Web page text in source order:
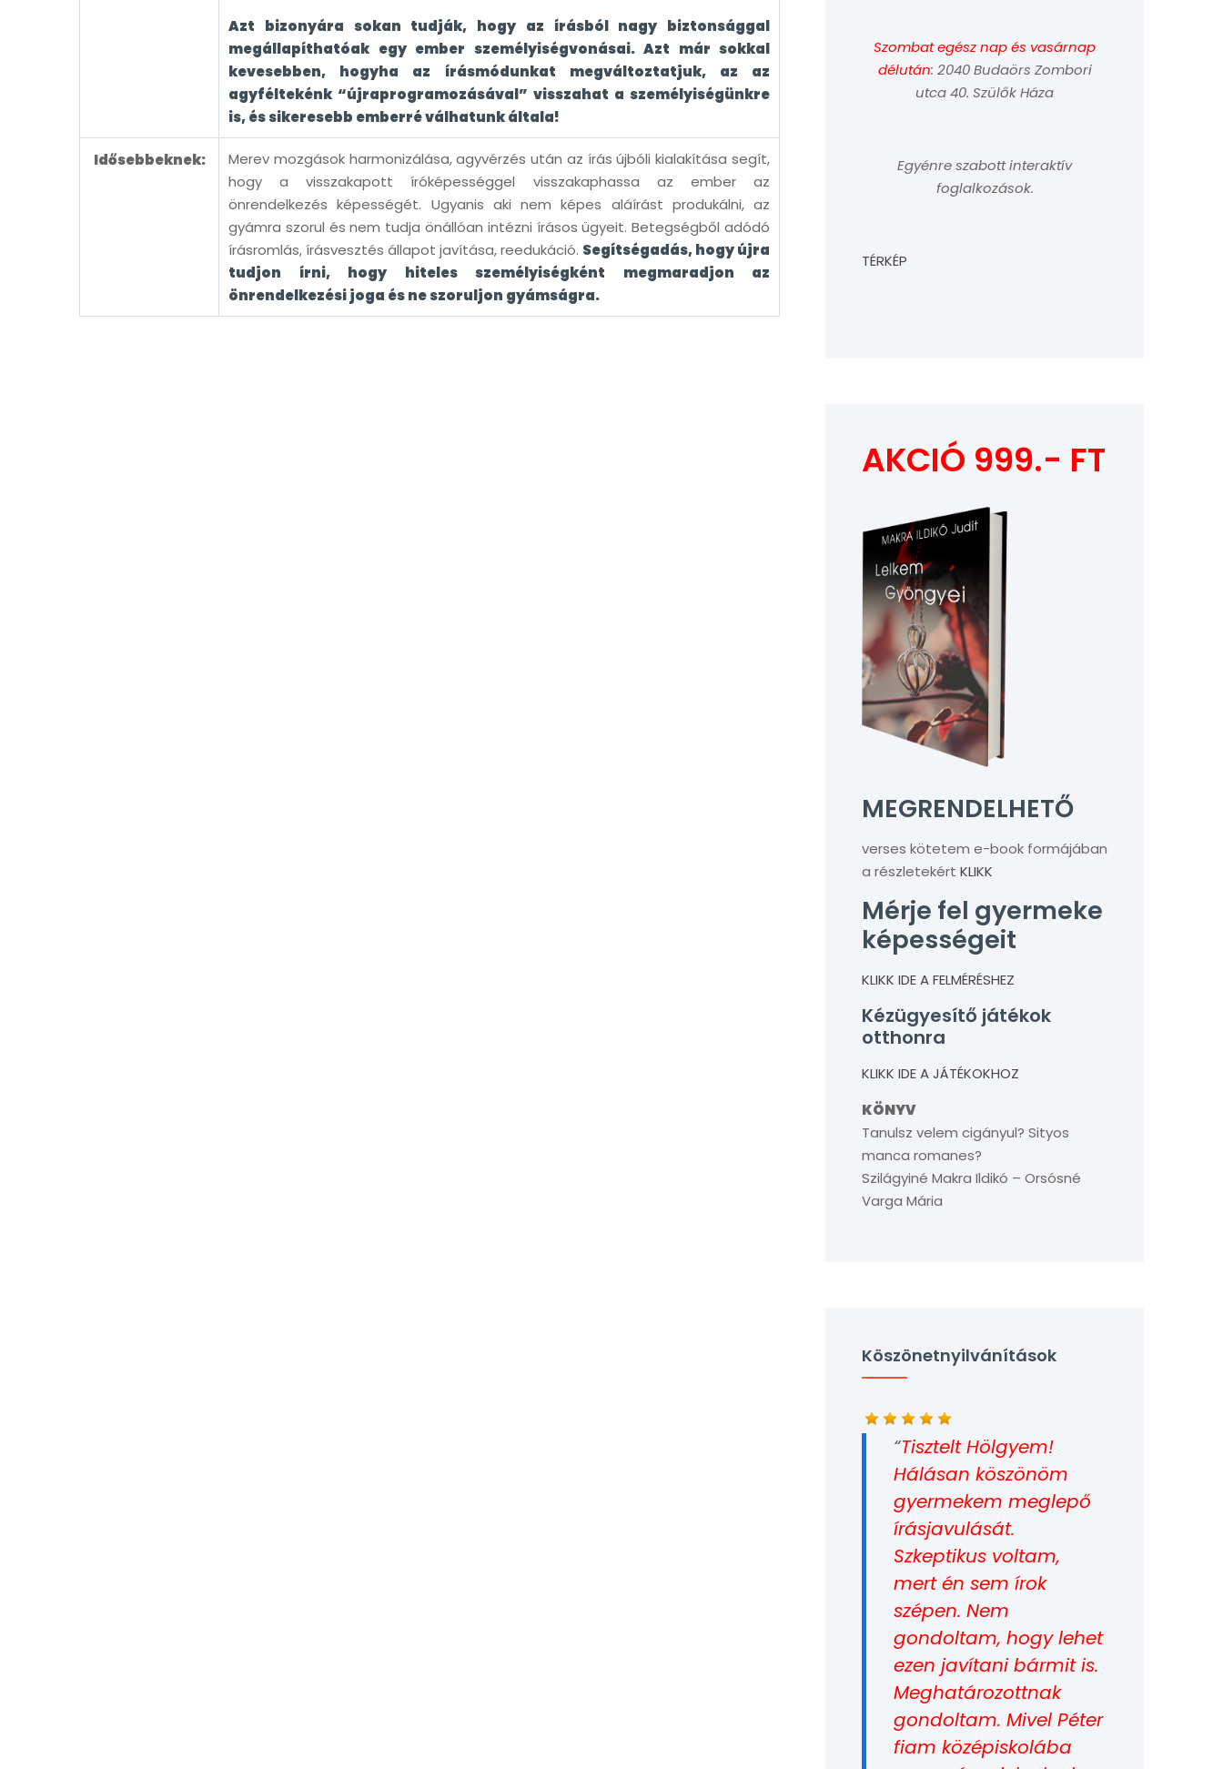
Azt bizonyára sokan tudják, hogy az írásból nagy biztonsággal
megállapíthatóak egy ember személyiségvonásai. Azt már sokkal
kevesebben, hogyha az írásmódunkat megváltoztatjuk, az az
agyféltekénk “újraprogramozásával” visszahat a személyiségünkre
is, és sikeresebb emberré válhatunk általa!
Idősebbeknek:
Merev mozgások harmonizálása, agyvérzés után az írás újbóli kialakítása segít,
hogy a visszakapott íróképességgel visszakaphassa az ember az
önrendelkezés képességét. Ugyanis aki nem képes aláírást produkálni, az
gyámra szorul és nem tudja önállóan intézni írásos ügyeit. Betegségből adódó
írásromlás, írásvesztés állapot javítása, reedukáció. Segítségadás, hogy újra
tudjon írni, hogy hiteles személyiségként megmaradjon az
önrendelkezési joga és ne szoruljon gyámságra.
Szombat egész nap és vasárnap
délután: 2040 Budaörs Zombori
utca 40. Szülők Háza
Egyénre szabott interaktív
foglalkozások.
TÉRKÉP
AKCIÓ 999.- FT
MEGRENDELHETŐ
verses kötetem e-book formájában
a részletekért KLIKK
Mérje fel gyermeke
képességeit
KLIKK IDE A FELMÉRÉSHEZ
Kézügyesítő játékok
otthonra
KLIKK IDE A JÁTÉKOKHOZ
KÖNYV
Tanulsz velem cigányul? Sityos
manca romanes?
Szilágyiné Makra Ildikó – Orsósné
Varga Mária
Köszönetnyilvánítások
Tisztelt Hölgyem!
Hálásan köszönöm
gyermekem meglepő
írásjavulását.
Szkeptikus voltam,
mert én sem írok
szépen. Nem
gondoltam, hogy lehet
ezen javítani bármit is.
Meghatározottnak
gondoltam. Mivel Péter
fiam középiskolába